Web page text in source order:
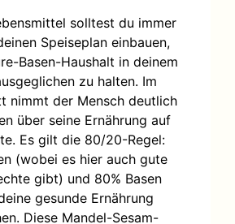
solltest du immer
Speiseplan einbauen,
Basen-Haushalt in deinem
zu halten. Im
nimmt der Mensch deutlich
über seine Ernährung auf
Es gilt die 80/20-Regel:
(wobei es hier auch gute
gibt) und 80% Basen
gesunde Ernährung
Diese Mandel-Sesam-